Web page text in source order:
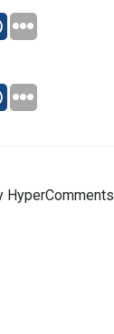
HyperComments